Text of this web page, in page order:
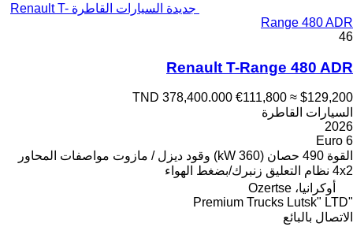
جديدة السيارات القاطرة Renault T-
Range 480 ADR
46
Renault T-Range 480 ADR
TND 378,400.000 €111,800 ≈ $129,200
السيارات القاطرة
2026
Euro 6
القوة 490 حصان (360 kW) وقود ديزل / مازوت مواصفات المحاور
4x2 نظام التعليق زنبرك/بضغط الهواء
أوكرانيا، Ozertse
"Premium Trucks Lutsk" LTD
الاتصال بالبائع